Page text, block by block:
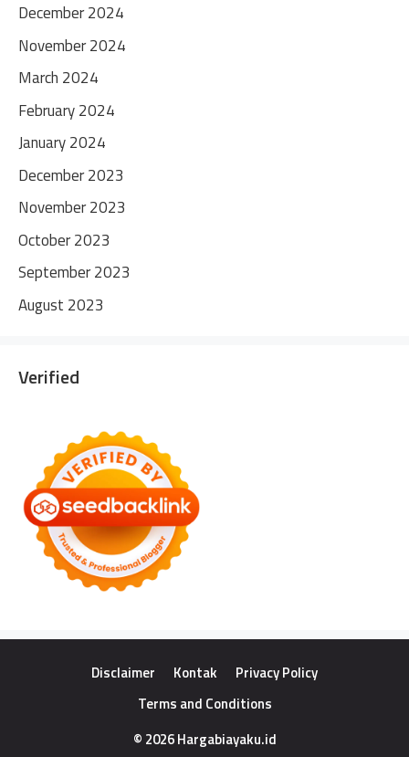
December 2024
November 2024
March 2024
February 2024
January 2024
December 2023
November 2023
October 2023
September 2023
August 2023
Verified
Disclaimer Kontak
Privacy Policy
Terms and Conditions
© 2026 Hargabiayaku.id